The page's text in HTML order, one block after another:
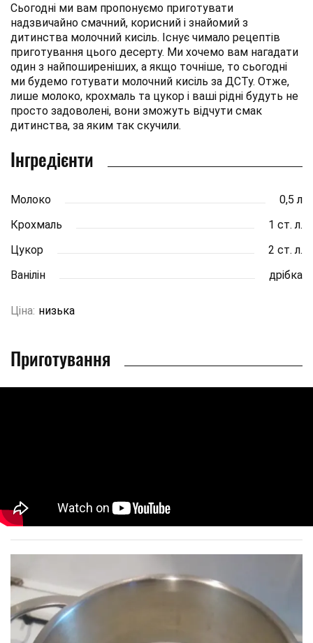
Сьогодні ми вам пропонуємо приготувати
надзвичайно смачний, корисний і знайомий з
дитинства молочний кисіль. Існує чимало рецептів
приготування цього десерту. Ми хочемо вам нагадати
один з найпоширеніших, а якщо точніше, то сьогодні
ми будемо готувати молочний кисіль за ДСТу. Отже,
лише молоко, крохмаль та цукор і ваші рідні будуть не
просто задоволені, вони зможуть відчути смак
дитинства, за яким так скучили.
Інгредієнти
Молоко
0,5 л
Крохмаль
1 ст. л.
Цукор
2 ст. л.
Ванілін
дрібка
Ціна: низька
Приготування